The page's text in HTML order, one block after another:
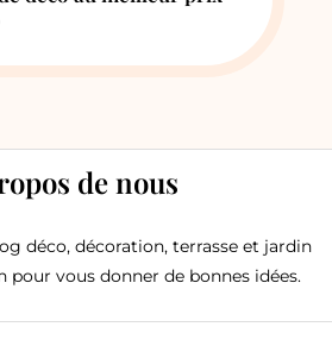
de nous
déco, décoration, terrasse et jardin
pour vous donner de bonnes idées.